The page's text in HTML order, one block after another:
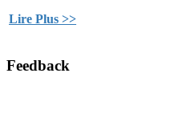
Lire Plus >>
Feedback